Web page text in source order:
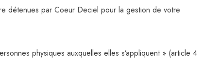
détenues par Coeur Deciel pour la gestion de votre
physiques auxquelles elles s’appliquent » (article 4